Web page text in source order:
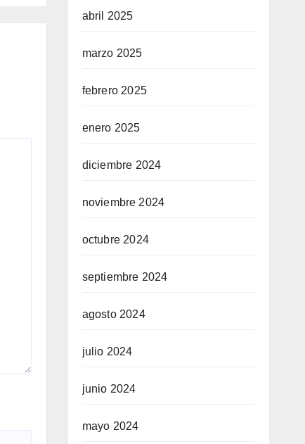
abril 2025
marzo 2025
febrero 2025
enero 2025
diciembre 2024
noviembre 2024
octubre 2024
septiembre 2024
agosto 2024
julio 2024
junio 2024
mayo 2024